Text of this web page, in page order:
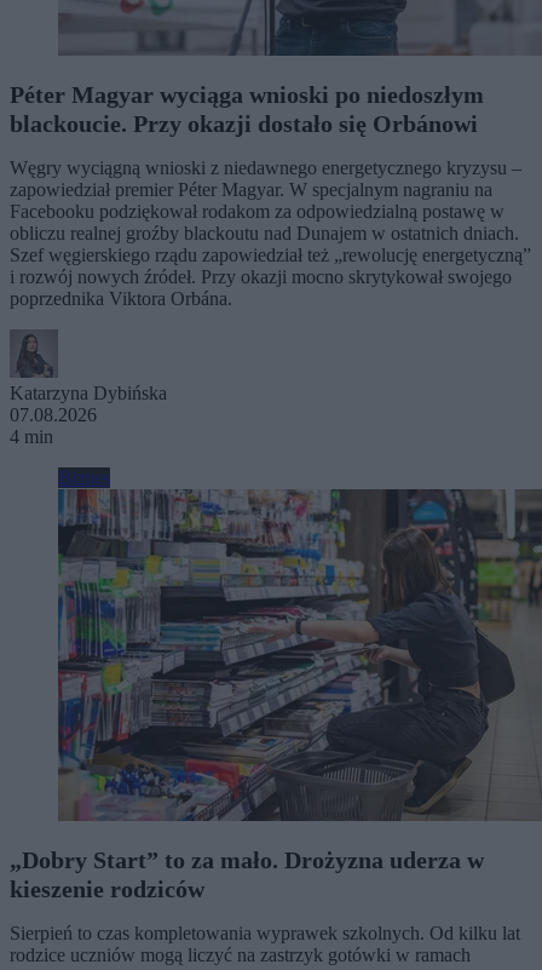
Péter Magyar wyciąga wnioski po niedoszłym
blackoucie. Przy okazji dostało się Orbánowi
Węgry wyciągną wnioski z niedawnego energetycznego kryzysu –
zapowiedział premier Péter Magyar. W specjalnym nagraniu na
Facebooku podziękował rodakom za odpowiedzialną postawę w
obliczu realnej groźby blackoutu nad Dunajem w ostatnich dniach.
Szef węgierskiego rządu zapowiedział też „rewolucję energetyczną”
i rozwój nowych źródeł. Przy okazji mocno skrytykował swojego
poprzednika Viktora Orbána.
Katarzyna Dybińska
07.08.2026
4 min
Biznes
„Dobry Start” to za mało. Drożyzna uderza w
kieszenie rodziców
Sierpień to czas kompletowania wyprawek szkolnych. Od kilku lat
rodzice uczniów mogą liczyć na zastrzyk gotówki w ramach